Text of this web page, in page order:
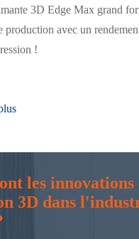
3D Edge Max grand
production avec un
!
les innovations
3D dans